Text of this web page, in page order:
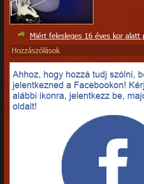
Miért felesleges 16 éves kor alatt
Hozzászólások
Ahhoz, hogy hozzá tudj szólni,
jelentkezned a Facebookon!
alábbi ikonra, jelentkezz be,
oldalt!